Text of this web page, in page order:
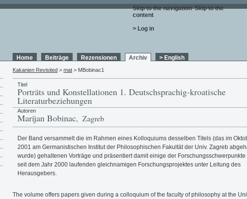
Skip to the navigation. Skip to the
content.
> Log in
Home Beiträge Rezensionen Archiv > English
Kakanien Revisited > mat > MBobinac1
Titel
Porträts und Konstellationen 1. Deutschsprachig-kroatische
Literaturbeziehungen
Autoren
Marijan Bobinac, Zagreb
Der Band versammelt die im Rahmen eines Kolloquiums desselben Titels (das im
2001 am Germanistischen Institut der Philosophischen Fakultät der Univ. Zagreb
wurde) gehaltenen Vorträge und präsentiert damit einige der Forschungsschwerpunkte
seit dem Jahr 2000 laufenden gleichnamigen Forschungsprojektes unter Leitung des
Herausgebers.
The volume offers papers given during a colloquium of the faculty of philosophy at the